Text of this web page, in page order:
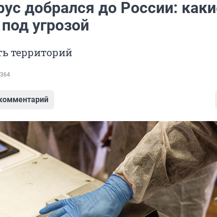
добрался до России:
угрозой
территорий
364